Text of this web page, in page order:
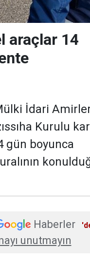
araçlar 14
İdari
Kurulu
gün boyunca
Haberler
unutmayın